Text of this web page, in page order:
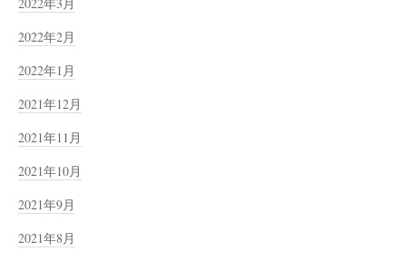
2022年2月
2022年1月
2021年12月
2021年11月
2021年10月
2021年9月
2021年8月